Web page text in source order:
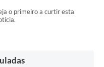
o primeiro a curtir esta